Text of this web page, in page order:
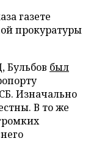
газете
прокуратуры
Бульбов был
Изначально
В то же